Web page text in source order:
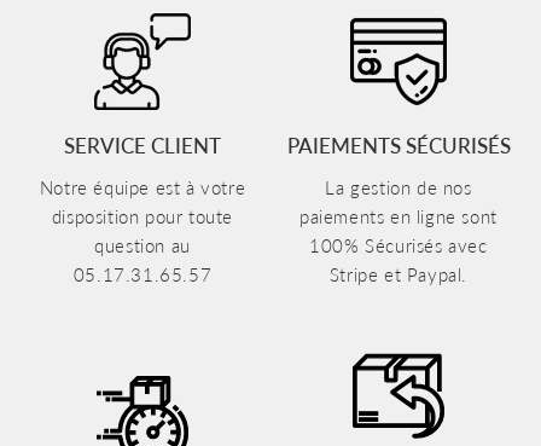
SERVICE CLIENT
Notre équipe est à votre
disposition pour toute
question au
05.17.31.65.57
PAIEMENTS SÉCURISÉS
La gestion de nos
paiements en ligne sont
100% Sécurisés avec
Stripe et Paypal.